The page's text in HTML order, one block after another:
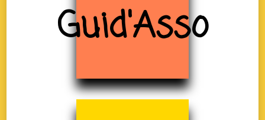
Guid'Asso